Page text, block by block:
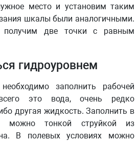
место и установим таким
шкалы были аналогичными.
две точки с равным
гидроуровнем
заполнить рабочей
это вода, очень редко
другая жидкость. Заполнить в
можно тонкой струйкой из
В полевых условиях можно